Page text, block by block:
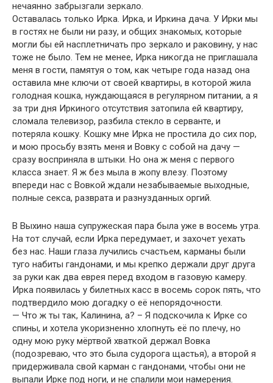
нечаянно забрызгали зеркало.
Оставалась только Ирка. Ирка, и Иркина дача. У Ирки мы
в гостях не были ни разу, и общих знакомых, которые
могли бы ей насплетничать про зеркало и раковину, у нас
тоже не было. Тем не менее, Ирка никогда не приглашала
меня в гости, памятуя о том, как четыре года назад она
оставила мне ключи от своей квартиры, в которой жила
голодная кошка, нуждающаяся в регулярном питании, а я
за три дня Иркиного отсутствия затопила ей квартиру,
сломала телевизор, разбила стекло в серванте, и
потеряла кошку. Кошку мне Ирка не простила до сих пор,
и мою просьбу взять меня и Вовку с собой на дачу —
сразу восприняла в штыки. Но она ж меня с первого
класса знает. Я ж без мыла в жопу влезу. Поэтому
впереди нас с Вовкой ждали незабываемые выходные,
полные секса, разврата и разнузданных оргий.
В Выхино наша супружеская пара была уже в восемь утра.
На тот случай, если Ирка передумает, и захочет уехать
без нас. Наши глаза лучились счастьем, карманы были
туго набиты гандонами, и мы крепко держали друг друга
за руки как два еврея перед входом в газовую камеру.
Ирка появилась у билетных касс в восемь сорок пять, что
подтвердило мою догадку о её непорядочности.
— Что ж ты так, Калинина, а? – Я подскочила к Ирке со
спины, и хотела укоризненно хлопнуть её по плечу, но
одну мою руку мёртвой хваткой держал Вовка
(подозреваю, что это была судорога щастья), а второй я
придерживала свой карман с гандонами, чтобы они не
выпали Ирке под ноги, и не спалили мои намерения.